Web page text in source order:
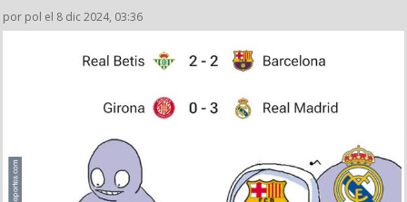
por pol el 8 dic 2024, 03:36